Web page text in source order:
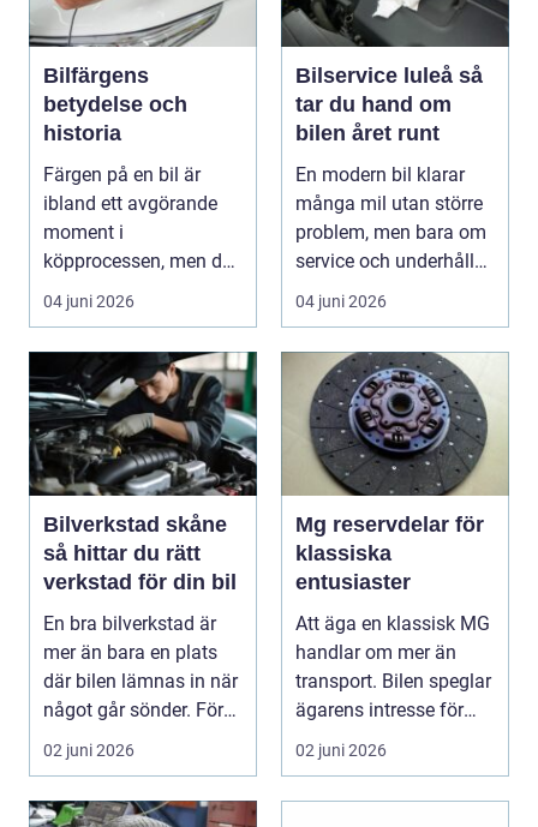
Bilfärgens
betydelse och
historia
Färgen på en bil är
ibland ett avgörande
moment i
köpprocessen, men det
ha...
04 juni 2026
Bilservice luleå så
tar du hand om
bilen året runt
En modern bil klarar
många mil utan större
problem, men bara om
service och underhåll
sköts i tid. I...
04 juni 2026
Bilverkstad skåne
så hittar du rätt
verkstad för din bil
En bra bilverkstad är
mer än bara en plats
där bilen lämnas in när
något går sönder. För
många biläg...
02 juni 2026
Mg reservdelar för
klassiska
entusiaster
Att äga en klassisk MG
handlar om mer än
transport. Bilen speglar
ägarens intresse för
teknik, histo...
02 juni 2026